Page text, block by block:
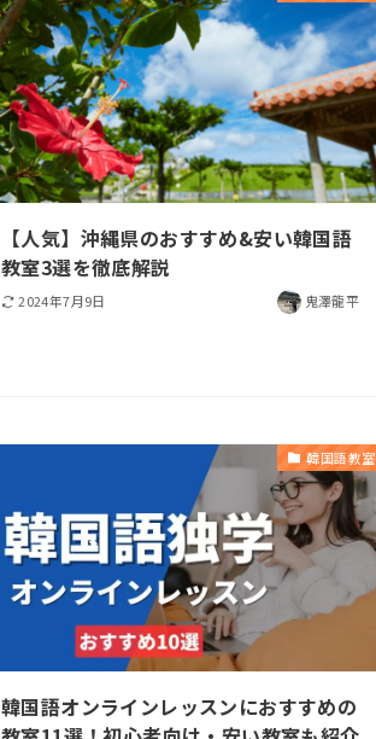
【人気】沖縄県のおすすめ&安い韓国語
教室3選を徹底解説
2024年7月9日 鬼澤龍平
韓国語教室
韓国語オンラインレッスンにおすすめの